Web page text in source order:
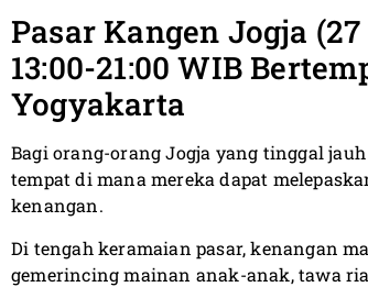
Pasar Kangen Jogja
13:00-21:00 WIB
Yogyakarta
Bagi orang-orang Jogja yang tinggal
tempat di mana mereka dapat
kenangan.
Di tengah keramaian pasar, kenangan
gemerincing mainan anak-anak, tawa